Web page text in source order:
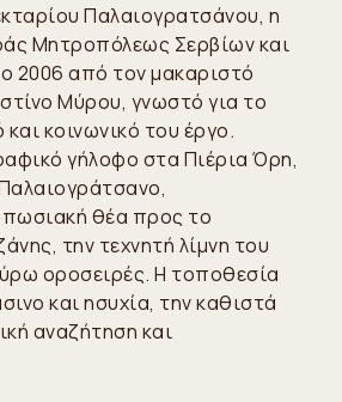
Παλαιογρατσάνου, η
Μητροπόλεως Σερβίων και
2006 από τον μακαριστό
Μύρου, γνωστό για το
κοινωνικό του έργο.
γήλοφο στα Πιέρια Όρη,
θέα προς το
την τεχνητή λίμνη του
οροσειρές. Η τοποθεσία
και ησυχία, την καθιστά
αναζήτηση και